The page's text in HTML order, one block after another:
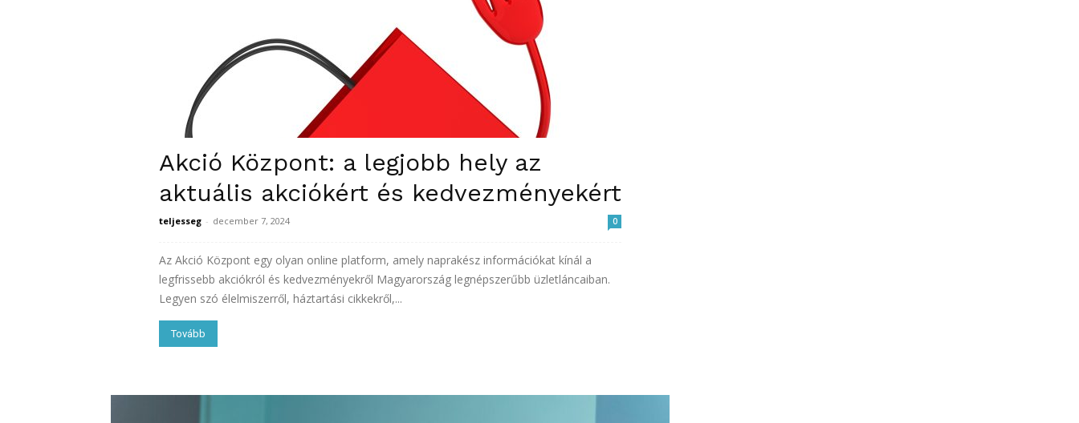
Akció Központ: a legjobb hely az
aktuális akciókért és kedvezményekért
teljesseg - december 7, 2024 0
Az Akció Központ egy olyan online platform, amely naprakész információkat kínál a
legfrissebb akciókról és kedvezményekről Magyarország legnépszerűbb üzletláncaiban.
Legyen szó élelmiszerről, háztartási cikkekről,...
Tovább